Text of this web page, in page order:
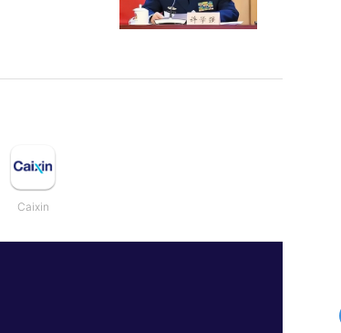
Caixin